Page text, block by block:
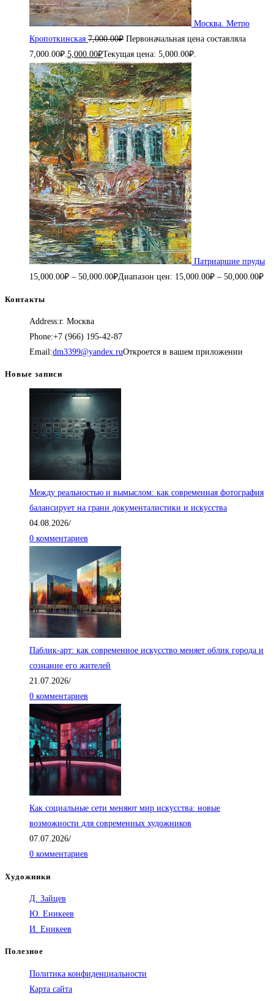
Москва. Метро
Кропоткинская 7,000.00₽ Первоначальная цена составляла
7,000.00₽.5,000.00₽Текущая цена: 5,000.00₽.
Патриаршие пруды
15,000.00₽ – 50,000.00₽Диапазон цен: 15,000.00₽ – 50,000.00₽
Контакты
Address:г. Москва
Phone:+7 (966) 195-42-87
Email:dm3399@yandex.ruОткроется в вашем приложении
Новые записи
Между реальностью и вымыслом: как современная фотография
балансирует на грани документалистики и искусства
04.08.2026/
0 комментариев
Паблик-арт: как современное искусство меняет облик города и
сознание его жителей
21.07.2026/
0 комментариев
Как социальные сети меняют мир искусства: новые
возможности для современных художников
07.07.2026/
0 комментариев
Художники
Д. Зайцев
Ю. Еникеев
И. Еникеев
Полезное
Политика конфиденциальности
Карта сайта